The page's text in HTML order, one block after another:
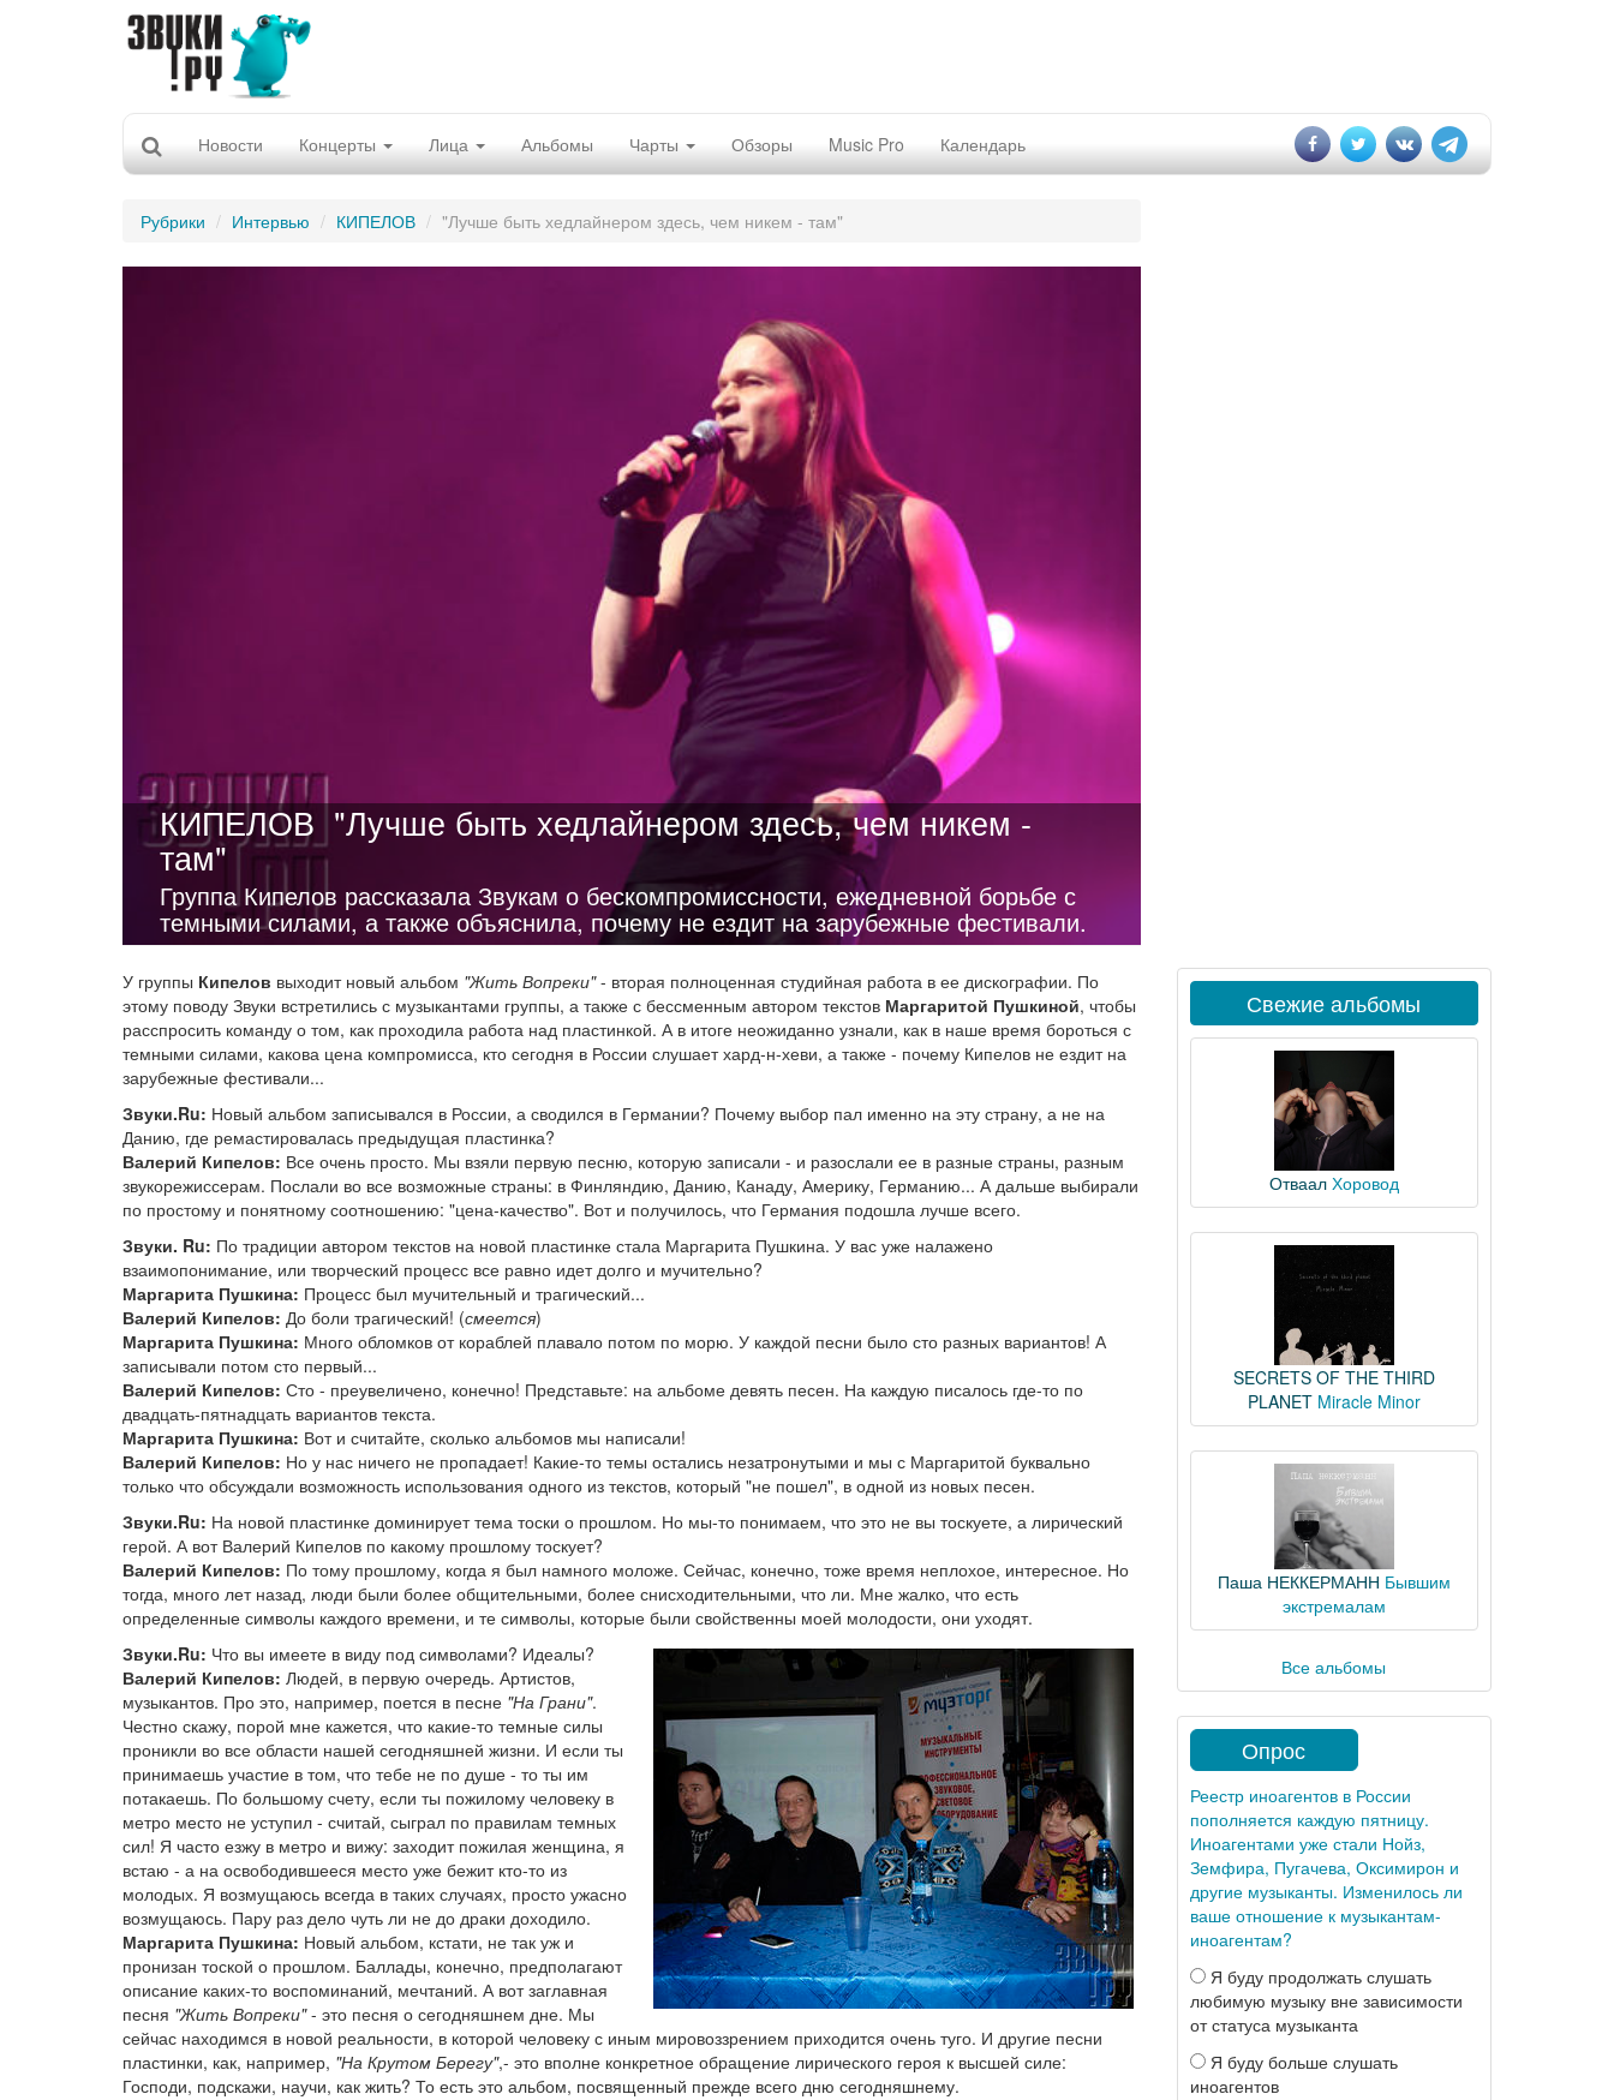
Новости Концерты Лица Альбомы Чарты Обзоры Music Pro Календарь
Рубрики Интервью КИПЕЛОВ "Лучше быть хедлайнером здесь, чем никем - там"
КИПЕЛОВ "Лучше быть хедлайнером здесь, чем никем -
там"
Группа Кипелов рассказала Звукам о бескомпромиссности, ежедневной борьбе с
темными силами, а также объяснила, почему не ездит на зарубежные фестивали.
У группы Кипелов выходит новый альбом "Жить Вопреки"- вторая полноценная студийная работа в ее дискографии. По
этому поводу Звуки встретились с музыкантами группы, а также с бессменным автором текстов Маргаритой Пушкиной, чтобы
расспросить команду о том, как проходила работа над пластинкой. А в итоге неожиданно узнали, как в наше время бороться с
темными силами, какова цена компромисса, кто сегодня в России слушает хард-н-хеви, а также - почему Кипелов не ездит на
зарубежные фестивали...
Звуки.Ru: Новый альбом записывался в России, а сводился в Германии? Почему выбор пал именно на эту страну, а не на
Данию, где ремастировалась предыдущая пластинка?
Валерий Кипелов: Все очень просто. Мы взяли первую песню, которую записали - и разослали ее в разные страны, разным
звукорежиссерам. Послали во все возможные страны: в Финляндию, Данию, Канаду, Америку, Германию... А дальше выбирали
по простому и понятному соотношению: "цена-качество". Вот и получилось, что Германия подошла лучше всего.
Звуки. Ru: По традиции автором текстов на новой пластинке стала Маргарита Пушкина. У вас уже налажено
взаимопонимание, или творческий процесс все равно идет долго и мучительно?
Маргарита Пушкина: Процесс был мучительный и трагический...
Валерий Кипелов: До боли трагический! (смеется)
Маргарита Пушкина: Много обломков от кораблей плавало потом по морю. У каждой песни было сто разных вариантов! А
записывали потом сто первый...
Валерий Кипелов: Сто - преувеличено, конечно! Представьте: на альбоме девять песен. На каждую писалось где-то по
двадцать-пятнадцать вариантов текста.
Маргарита Пушкина: Вот и считайте, сколько альбомов мы написали!
Валерий Кипелов: Но у нас ничего не пропадает! Какие-то темы остались незатронутыми и мы с Маргаритой буквально
только что обсуждали возможность использования одного из текстов, который "не пошел", в одной из новых песен.
Звуки.Ru: На новой пластинке доминирует тема тоски о прошлом. Но мы-то понимаем, что это не вы тоскуете, а лирический
герой. А вот Валерий Кипелов по какому прошлому тоскует?
Валерий Кипелов: По тому прошлому, когда я был намного моложе. Сейчас, конечно, тоже время неплохое, интересное. Но
тогда, много лет назад, люди были более общительными, более снисходительными, что ли. Мне жалко, что есть
определенные символы каждого времени, и те символы, которые были свойственны моей молодости, они уходят.
Звуки.Ru: Что вы имеете в виду под символами? Идеалы?
Валерий Кипелов: Людей, в первую очередь. Артистов,
музыкантов. Про это, например, поется в песне "На Грани".
Честно скажу, порой мне кажется, что какие-то темные силы
проникли во все области нашей сегодняшней жизни. И если ты
принимаешь участие в том, что тебе не по душе - то ты им
потакаешь. По большому счету, если ты пожилому человеку в
метро место не уступил - считай, сыграл по правилам темных
сил! Я часто езжу в метро и вижу: заходит пожилая женщина, я
встаю - а на освободившееся место уже бежит кто-то из
молодых. Я возмущаюсь всегда в таких случаях, просто ужасно
возмущаюсь. Пару раз дело чуть ли не до драки доходило.
Маргарита Пушкина: Новый альбом, кстати, не так уж и
пронизан тоской о прошлом. Баллады, конечно, предполагают
описание каких-то воспоминаний, мечтаний. А вот заглавная
песня "Жить Вопреки"- это песня о сегодняшнем дне. Мы
сейчас находимся в новой реальности, в которой человеку с иным мировоззрением приходится очень туго. И другие песни
пластинки, как, например, "На Крутом Берегу",- это вполне конкретное обращение лирического героя к высшей силе:
Господи, подскажи, научи, как жить? То есть это альбом, посвященный прежде всего дню сегодняшнему.
Свежие альбомы
Отваал Хоровод
SECRETS OF THE THIRD
PLANET Miracle Minor
Паша НЕККЕРМАНН Бывшим
экстремалам
Все альбомы
Опрос
Реестр иноагентов в России
пополняется каждую пятницу.
Иноагентами уже стали Нойз,
Земфира, Пугачева, Оксимирон и
другие музыканты. Изменилось ли
ваше отношение к музыкантам-
иноагентам?
Я буду продолжать слушать
любимую музыку вне зависимости
от статуса музыканта
Я буду больше слушать
иноагентов